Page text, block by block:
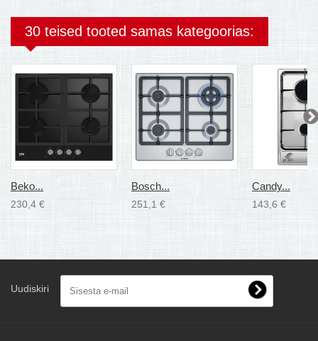
30 teised tooted samas kategoorias:
Beko...
230,4 €
Bosch...
251,1 €
Candy...
143,6 €
Uudiskiri